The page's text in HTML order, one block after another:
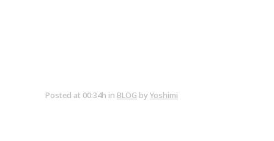
Posted at 00:34h in BLOG byYoshimi